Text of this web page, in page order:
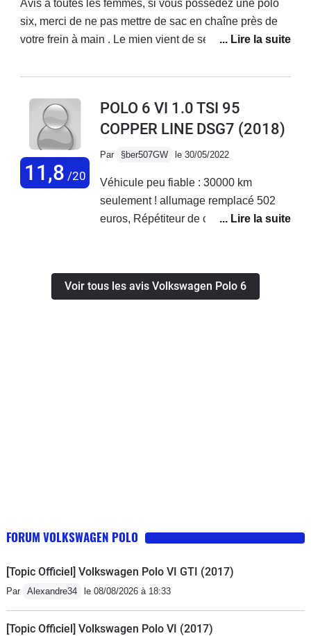
cette Polo que j'aurais gardée 3ans et
demi (50 000km). Je repars donc sur
une nouvelle Polo 6 Facelift (2023)
prise en charge et de toute
participation de la part de Volkswagen
plus du tout fiable ??A SOULIGNER
désagréable du Service Clients !!
Avis à toutes les femmes, si vous possédez une polo
six, merci de ne pas mettre de sac en chaîne près de
votre frein à main . Le mien vient de se bloquer et l’a
pour le reste, je vous conseille la Polo 6 l’Apple car
atout pour votre voiture Vous pouvez prendre la route
en toute autonomie, direction l’Espagne
11,8 /20
POLO 6 VI 1.0 TSI 95
COPPER LINE DSG7 (2018)
Par §ber507GW le 30/05/2022
Véhicule peu fiable : 30000 km
seulement ! allumage remplacé 502
euros, Répétiteur de clignotant gauche
trouve en position "P" RV dans un
atelier. Justement la concession VW
Voir tous les avis Volkswagen Polo 6
FORUM VOLKSWAGEN POLO
[Topic Officiel] Volkswagen Polo VI GTI (2017)
Par Alexandre34 le 08/08/2026 à 18:33
[Topic Officiel] Volkswagen Polo VI (2017)